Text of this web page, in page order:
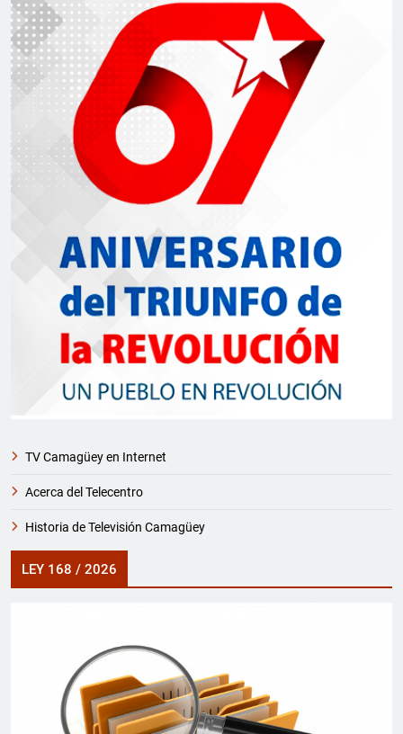
TV Camagüey en Internet
Acerca del Telecentro
Historia de Televisión Camagüey
LEY 168 / 2026